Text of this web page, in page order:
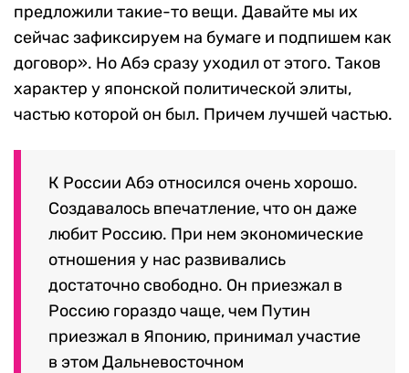
предложили такие-то вещи. Давайте мы их
сейчас зафиксируем на бумаге и подпишем как
договор». Но Абэ сразу уходил от этого. Таков
характер у японской политической элиты,
частью которой он был. Причем лучшей частью.
К России Абэ относился очень хорошо.
Создавалось впечатление, что он даже
любит Россию. При нем экономические
отношения у нас развивались
достаточно свободно. Он приезжал в
Россию гораздо чаще, чем Путин
приезжал в Японию, принимал участие
в этом Дальневосточном